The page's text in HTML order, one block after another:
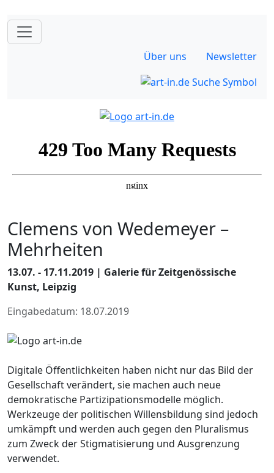
Über uns Newsletter
Clemens von Wedemeyer –
Mehrheiten
13.07. - 17.11.2019 | Galerie für Zeitgenössische
Kunst, Leipzig
Eingabedatum: 18.07.2019
Digitale Öffentlichkeiten haben nicht nur das Bild der
Gesellschaft verändert, sie machen auch neue
demokratische Partizipationsmodelle möglich.
Werkzeuge der politischen Willensbildung sind jedoch
umkämpft und werden auch gegen den Pluralismus
zum Zweck der Stigmatisierung und Ausgrenzung
verwendet.